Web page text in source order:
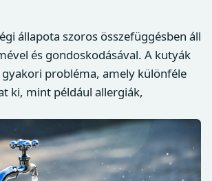
állapota szoros összefüggésben áll
és gondoskodásával. A kutyák
probléma, amely különféle
ki, mint például allergiák,